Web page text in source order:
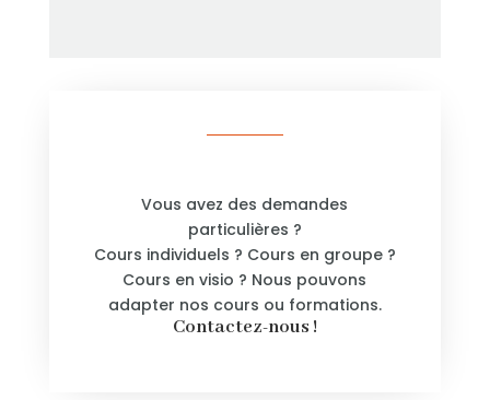
Vous avez des demandes
particulières ?
Cours individuels ? Cours en groupe ?
Cours en visio ? Nous pouvons
adapter nos cours ou formations.
Contactez-nous !